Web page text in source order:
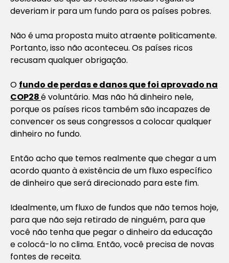
deveriam ir para um fundo para os países pobres.
Não é uma proposta muito atraente politicamente.
Portanto, isso não aconteceu. Os países ricos
recusam qualquer obrigação.
O fundo de perdas e danos que foi aprovado na
COP28é voluntário. Mas não há dinheiro nele,
porque os países ricos também são incapazes de
convencer os seus congressos a colocar qualquer
dinheiro no fundo.
Então acho que temos realmente que chegar a um
acordo quanto à existência de um fluxo específico
de dinheiro que será direcionado para este fim.
Idealmente, um fluxo de fundos que não temos hoje,
para que não seja retirado de ninguém, para que
você não tenha que pegar o dinheiro da educação
e colocá-lo no clima. Então, você precisa de novas
fontes de receita.